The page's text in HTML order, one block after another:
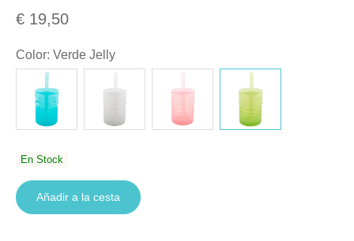
€ 19,50
Color: Verde Jelly
En Stock
Añadir a la cesta